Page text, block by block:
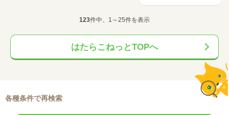
123件中、1～25件を表示
はたらこねっとTOPへ
各種条件で再検索